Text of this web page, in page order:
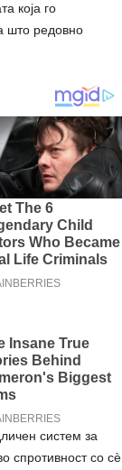
која го
што редовно
систем за
спротивност со сè